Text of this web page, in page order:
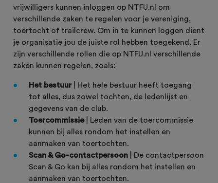
vrijwilligers kunnen inloggen op NTFU.nl om
verschillende zaken te regelen voor je vereniging,
toertocht of trailcrew. Om in te kunnen loggen dient
je organisatie jou de juiste rol hebben toegekend. Er
zijn verschillende rollen die op NTFU.nl verschillende
zaken kunnen regelen, zoals:
Het bestuur | Het hele bestuur heeft toegang
tot alles, dus zowel tochten, de ledenlijst en
gegevens van de club.
Toercommissie
| Leden van de toercommissie
kunnen bij alles rondom het instellen en
aanmaken van toertochten.
Scan & Go-contactpersoon | De contactpersoon
Scan & Go kan bij alles rondom het instellen en
aanmaken van toertochten.